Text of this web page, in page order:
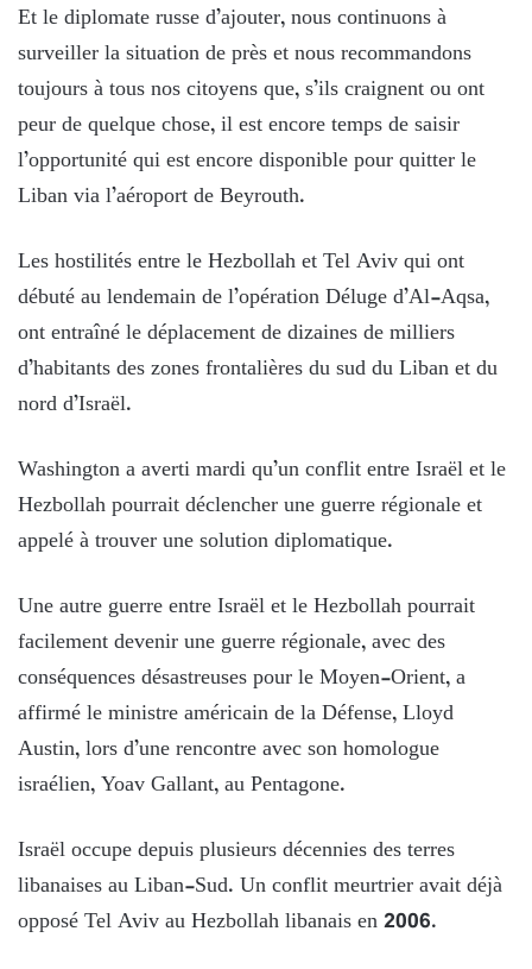
Et le diplomate russe d’ajouter, nous continuons à
surveiller la situation de près et nous recommandons
toujours à tous nos citoyens que, s’ils craignent ou ont
peur de quelque chose, il est encore temps de saisir
l’opportunité qui est encore disponible pour quitter le
Liban via l’aéroport de Beyrouth.
Les hostilités entre le Hezbollah et Tel Aviv qui ont
débuté au lendemain de l’opération Déluge d’Al-Aqsa,
ont entraîné le déplacement de dizaines de milliers
d’habitants des zones frontalières du sud du Liban et du
nord d’Israël.
Washington a averti mardi qu’un conflit entre Israël et le
Hezbollah pourrait déclencher une guerre régionale et
appelé à trouver une solution diplomatique.
Une autre guerre entre Israël et le Hezbollah pourrait
facilement devenir une guerre régionale, avec des
conséquences désastreuses pour le Moyen-Orient, a
affirmé le ministre américain de la Défense, Lloyd
Austin, lors d’une rencontre avec son homologue
israélien, Yoav Gallant, au Pentagone.
Israël occupe depuis plusieurs décennies des terres
libanaises au Liban-Sud. Un conflit meurtrier avait déjà
opposé Tel Aviv au Hezbollah libanais en 2006.